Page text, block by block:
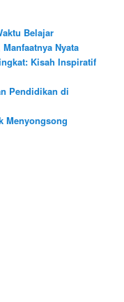
Belajar
Nyata
Kisah Inspiratif
Pendidikan di
Menyongsong